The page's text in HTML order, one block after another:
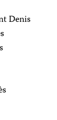
Denis